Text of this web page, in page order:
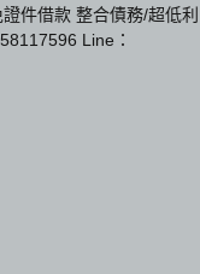
件借款 整合債務/超低利
Line：